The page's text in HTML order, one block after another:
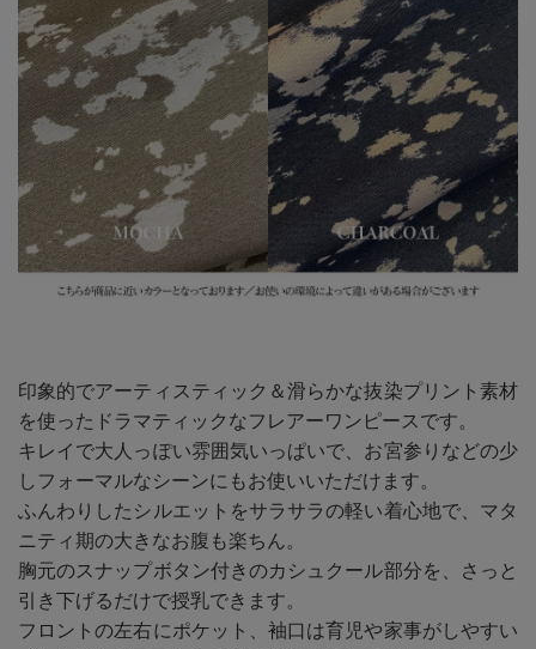
印象的でアーティスティック＆滑らかな抜染プリント素材
を使ったドラマティックなフレアーワンピースです。
キレイで大人っぽい雰囲気いっぱいで、お宮参りなどの少
しフォーマルなシーンにもお使いいただけます。
ふんわりしたシルエットをサラサラの軽い着心地で、マタ
ニティ期の大きなお腹も楽ちん。
胸元のスナップボタン付きのカシュクール部分を、さっと
引き下げるだけで授乳できます。
フロントの左右にポケット、袖口は育児や家事がしやすい